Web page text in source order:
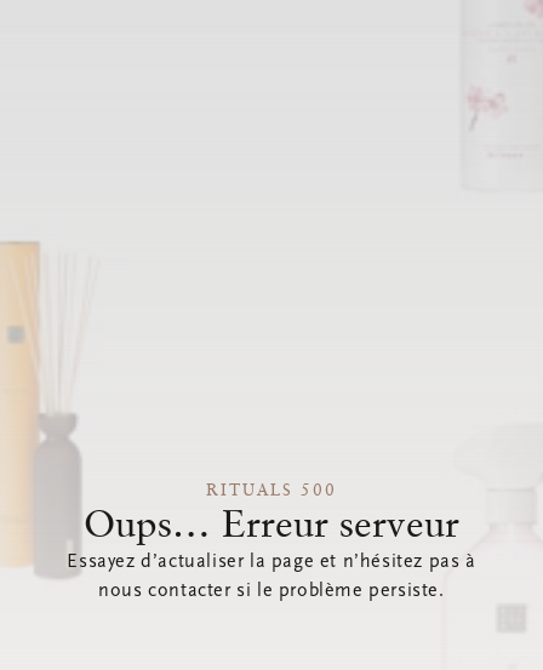
RITUALS 500
Oups… Erreur serveur
Essayez d’actualiser la page et n’hésitez pas à
nous contacter si le problème persiste.